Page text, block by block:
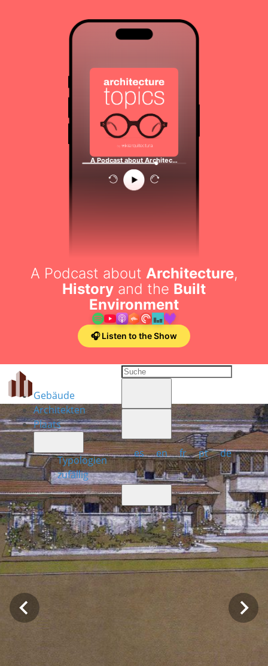
A Podcast about Architec…
A Podcast about Architecture,
History and the Built
Environment
🎧 Listen to the Show
Gebäude
Architekten
Plaats
Typologien
zufällig
es en fr pt de